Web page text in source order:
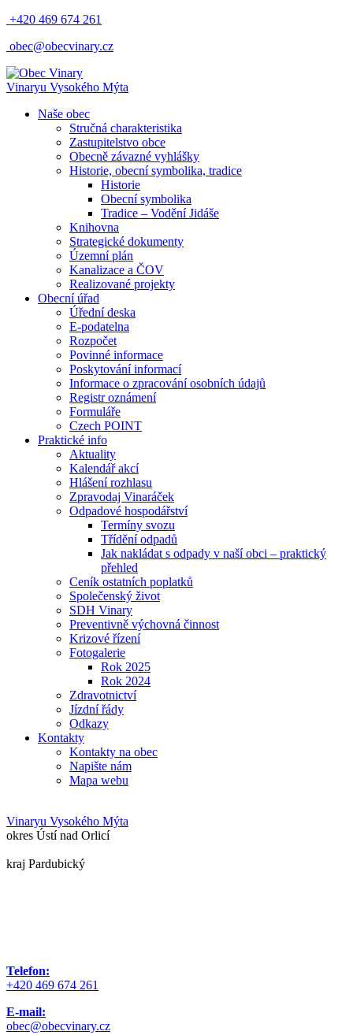
+420 469 674 261
obec@obecvinary.cz
Vinaryu Vysokého Mýta
Naše obec
Stručná charakteristika
Zastupitelstvo obce
Obecně závazné vyhlášky
Historie, obecní symbolika, tradice
Historie
Obecní symbolika
Tradice – Vodění Jidáše
Knihovna
Strategické dokumenty
Územní plán
Kanalizace a ČOV
Realizované projekty
Obecní úřad
Úřední deska
E-podatelna
Rozpočet
Povinné informace
Poskytování informací
Informace o zpracování osobních údajů
Registr oznámení
Formuláře
Czech POINT
Praktické info
Aktuality
Kalendář akcí
Hlášení rozhlasu
Zpravodaj Vinaráček
Odpadové hospodářství
Termíny svozu
Třídění odpadů
Jak nakládat s odpady v naší obci – praktický
přehled
Ceník ostatních poplatků
Společenský život
SDH Vinary
Preventivně výchovná činnost
Krizové řízení
Fotogalerie
Rok 2025
Rok 2024
Zdravotnictví
Jízdní řády
Odkazy
Kontakty
Kontakty na obec
Napište nám
Mapa webu
Vinaryu Vysokého Mýta
okres Ústí nad Orlicí
kraj Pardubický
Telefon:
+420 469 674 261
E-mail:
obec@obecvinary.cz